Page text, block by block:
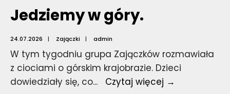
Jedziemy w góry.
24.07.2026 | Zajączki | admin
W tym tygodniu grupa Zajączków rozmawiała
z ciociami o górskim krajobrazie. Dzieci
dowiedziały się, co... Czytaj więcej →